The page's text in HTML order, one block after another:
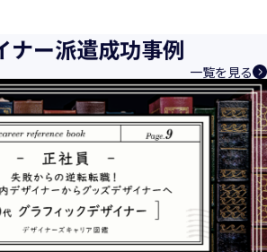
の個人情報及び特定個人情報などを、人
材紹介サービス、請負サービス、その
の「活躍の場の創造」と「就業の機会の
ます。また、従業者の情報及び特定個人
理に利用します。これらから当社にとっ
個人情報の保護が重大な責務であると同
の保護を徹底することは企業の社会的責
す。そこで、個人情報保護理念と自ら定
き、社会的使命を十分に認識し、本人の
報に関する法規制等を遵守致します。
針を具現化するための個人情報保護マネ
ナー派遣成功事例
一覧を見る